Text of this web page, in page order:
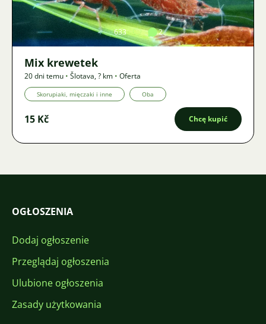
633 2
Mix krewetek
20 dni temu • Šlotava,? km • Oferta
Skorupiaki, mięczaki i inne Oba
15 Kč Chcę kupić
OGŁOSZENIA
Dodaj ogłoszenie
Przeglądaj ogłoszenia
Ulubione ogłoszenia
Zasady użytkowania